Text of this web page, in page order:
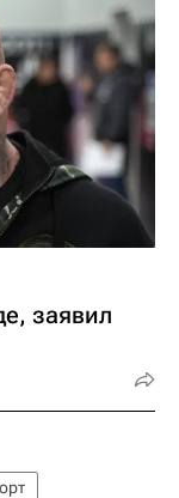
заявил